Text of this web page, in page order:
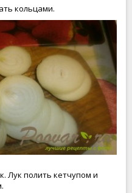
кольцами.
Лук полить кетчупом и